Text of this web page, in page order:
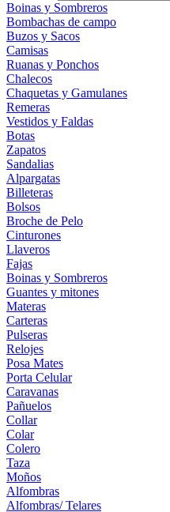
Boinas y Sombreros
Bombachas de campo
Buzos y Sacos
Camisas
Ruanas y Ponchos
Chalecos
Chaquetas y Gamulanes
Remeras
Vestidos y Faldas
Botas
Zapatos
Sandalias
Alpargatas
Billeteras
Bolsos
Broche de Pelo
Cinturones
Llaveros
Fajas
Boinas y Sombreros
Guantes y mitones
Materas
Carteras
Pulseras
Relojes
Posa Mates
Porta Celular
Caravanas
Pañuelos
Collar
Colar
Colero
Taza
Moños
Alfombras
Alfombras/ Telares